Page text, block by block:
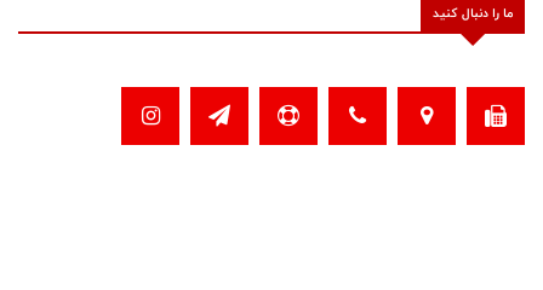
ما را دنبال کنید